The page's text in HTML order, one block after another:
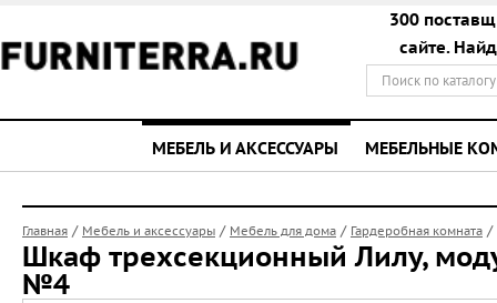
300
сайте.
МЕБЕЛЬ И АКСЕССУАРЫ МЕБЕЛЬНЫЕ
Главная / Мебель и аксессуары / Мебель для дома / Гардеробная комната /
Шкаф трехсекционный Лилу,
№4